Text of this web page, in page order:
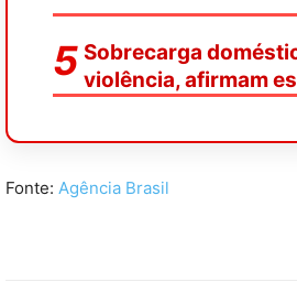
Sobrecarga
violência, afirmam
Fonte: Agência Brasil